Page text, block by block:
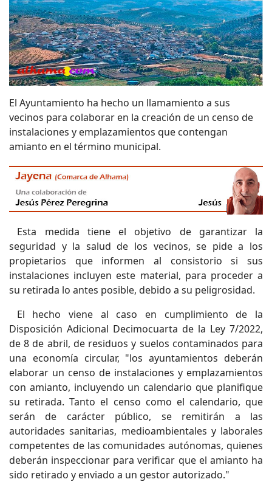
El Ayuntamiento ha hecho un llamamiento a sus
vecinos para colaborar en la creación de un censo de
instalaciones y emplazamientos que contengan
amianto en el término municipal.
Esta medida tiene el objetivo de garantizar la
seguridad y la salud de los vecinos, se pide a los
propietarios que informen al consistorio si sus
instalaciones incluyen este material, para proceder a
su retirada lo antes posible, debido a su peligrosidad.
El hecho viene al caso en cumplimiento de la
Disposición Adicional Decimocuarta de la Ley 7/2022,
de 8 de abril, de residuos y suelos contaminados para
una economía circular, "los ayuntamientos deberán
elaborar un censo de instalaciones y emplazamientos
con amianto, incluyendo un calendario que planifique
su retirada. Tanto el censo como el calendario, que
serán de carácter público, se remitirán a las
autoridades sanitarias, medioambientales y laborales
competentes de las comunidades autónomas, quienes
deberán inspeccionar para verificar que el amianto ha
sido retirado y enviado a un gestor autorizado."